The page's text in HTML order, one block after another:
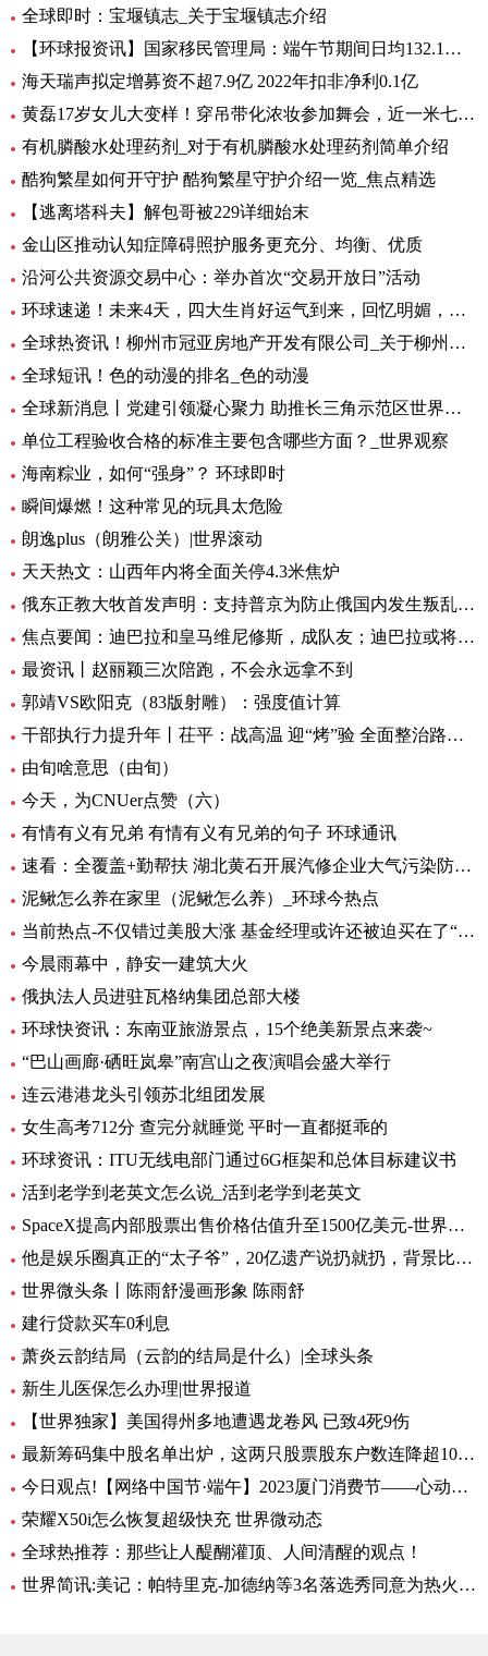
全球即时：宝堰镇志_关于宝堰镇志介绍
【环球报资讯】国家移民管理局：端午节期间日均132.1万人次出入境
海天瑞声拟定增募资不超7.9亿 2022年扣非净利0.1亿
黄磊17岁女儿大变样！穿吊带化浓妆参加舞会，近一米七名媛范足 全球滚动
有机膦酸水处理药剂_对于有机膦酸水处理药剂简单介绍
酷狗繁星如何开守护 酷狗繁星守护介绍一览_焦点精选
【逃离塔科夫】解包哥被229详细始末
金山区推动认知症障碍照护服务更充分、均衡、优质
沿河公共资源交易中心：举办首次“交易开放日”活动
环球速递！未来4天，四大生肖好运气到来，回忆明媚，有贵人指点
全球热资讯！柳州市冠亚房地产开发有限公司_关于柳州市冠亚房地产开发有限公司概略
全球短讯！色的动漫的排名_色的动漫
全球新消息丨党建引领凝心聚力 助推长三角示范区世界级高端纺织产业创新集群拔节生长
单位工程验收合格的标准主要包含哪些方面？_世界观察
海南粽业，如何“强身”？ 环球即时
瞬间爆燃！这种常见的玩具太危险
朗逸plus（朗雅公关）|世界滚动
天天热文：山西年内将全面关停4.3米焦炉
俄东正教大牧首发声明：支持普京为防止俄国内发生叛乱所作努力
焦点要闻：迪巴拉和皇马维尼修斯，成队友；迪巴拉或将和罗马小扎，成对手
最资讯丨赵丽颖三次陪跑，不会永远拿不到
郭靖VS欧阳克（83版射雕）：强度值计算
干部执行力提升年丨茌平：战高温 迎“烤”验 全面整治路域环境|全球球精选
由旬啥意思（由旬）
今天，为CNUer点赞（六）
有情有义有兄弟 有情有义有兄弟的句子 环球通讯
速看：全覆盖+勤帮扶 湖北黄石开展汽修企业大气污染防治专项检查
泥鳅怎么养在家里（泥鳅怎么养）_环球今热点
当前热点-不仅错过美股大涨 基金经理或许还被迫买在了“山顶”
今晨雨幕中，静安一建筑大火
俄执法人员进驻瓦格纳集团总部大楼
环球快资讯：东南亚旅游景点，15个绝美新景点来袭~
“巴山画廊·硒旺岚皋”南宫山之夜演唱会盛大举行
连云港港龙头引领苏北组团发展
女生高考712分 查完分就睡觉 平时一直都挺乖的
环球资讯：ITU无线电部门通过6G框架和总体目标建议书
活到老学到老英文怎么说_活到老学到老英文
SpaceX提高内部股票出售价格估值升至1500亿美元-世界新资讯
他是娱乐圈真正的“太子爷”，20亿遗产说扔就扔，背景比向佐还牛 热议
世界微头条丨陈雨舒漫画形象 陈雨舒
建行贷款买车0利息
萧炎云韵结局（云韵的结局是什么）|全球头条
新生儿医保怎么办理|世界报道
【世界独家】美国得州多地遭遇龙卷风 已致4死9伤
最新筹码集中股名单出炉，这两只股票股东户数连降超10期！_环球速看
今日观点!【网络中国节·端午】2023厦门消费节——心动一“厦”主题促销活动火热进行
荣耀X50i怎么恢复超级快充 世界微动态
全球热推荐：那些让人醍醐灌顶、人间清醒的观点！
世界简讯:美记：帕特里克-加德纳等3名落选秀同意为热火出战夏季联赛